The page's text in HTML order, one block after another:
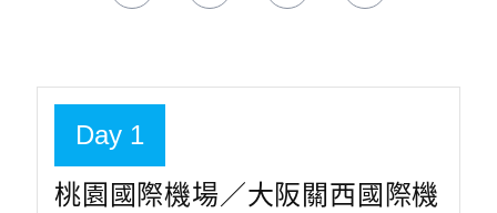
5
公司台灣分公司